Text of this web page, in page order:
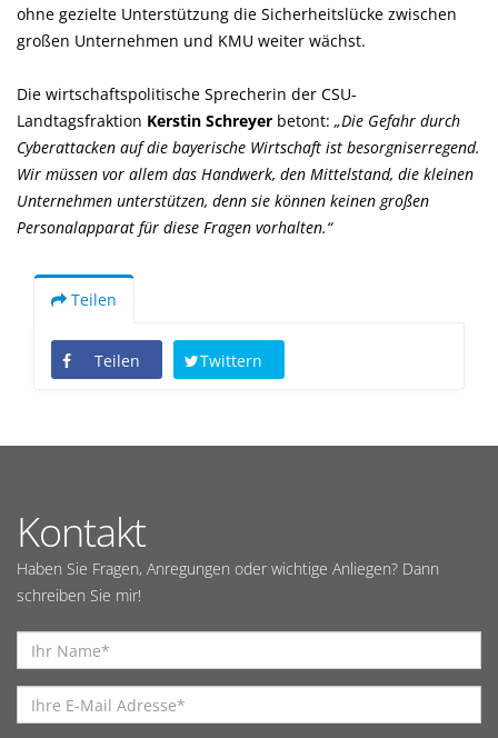
ohne gezielte Unterstützung die Sicherheitslücke zwischen
großen Unternehmen und KMU weiter wächst.
Die wirtschaftspolitische Sprecherin der CSU-
Landtagsfraktion Kerstin Schreyer betont: Die Gefahr durch
Cyberattacken auf die bayerische Wirtschaft ist besorgniserregend.
Wir müssen vor allem das Handwerk, den Mittelstand, die kleinen
Unternehmen unterstützen, denn sie können keinen großen
Personalapparat für diese Fragen vorhalten.“
Teilen
Teilen Twittern
Kontakt
Haben Sie Fragen, Anregungen oder wichtige Anliegen? Dann
schreiben Sie mir!